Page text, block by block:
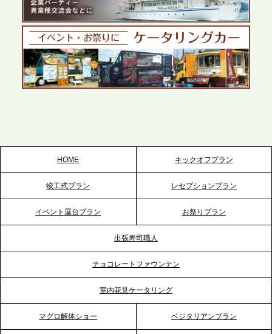
テーブル、千葉本社を新設。幕張・舞浜の大型イベ
ントから主要都市の社内懇親会まで、現地拠点を活
かしたスムーズな対応を展開
2026.5.22
2026.5.20
プレスリリースのご案内｜ケータリングのセカンド
2026.5.12
プレスリリースのご案内｜ケータリングのセカンド
HOME キックオフプラン
竣工式プラン レセプションプラン
イベント屋台プラン お祭りプラン
出張寿司職人
チョコレートファウンテン
室内花見ケータリング
マグロ解体ショー ベジタリアンプラン